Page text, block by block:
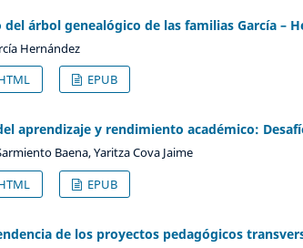
árbol genealógico de las familias García –
Hernández
EPUB
aprendizaje y rendimiento académico:
Baena, Yaritza Cova Jaime
EPUB
de los proyectos pedagógicos